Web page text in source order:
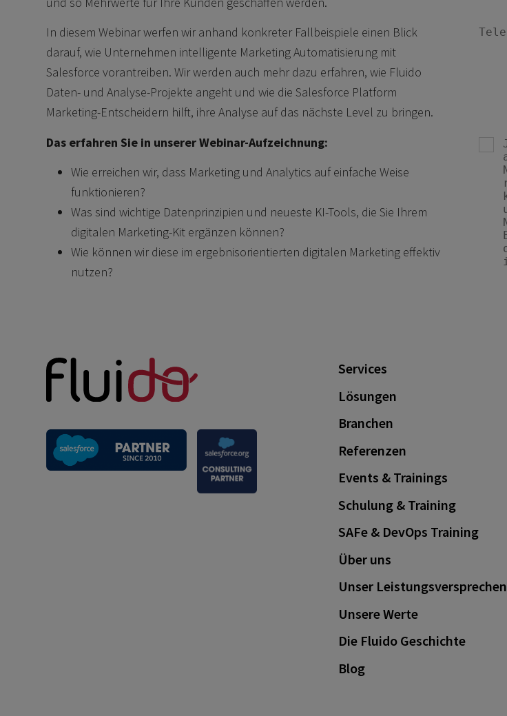
In diesem Webinar werfen wir anhand konkreter Fallbeispiele einen Blick
darauf, wie Unternehmen intelligente Marketing Automatisierung mit
Salesforce vorantreiben. Wir werden auch mehr dazu erfahren, wie Fluido
Daten- und Analyse-Projekte angeht und wie die Salesforce Platform
Marketing-Entscheidern hilft, ihre Analyse auf das nächste Level zu bringen.
Das erfahren Sie in unserer Webinar-Aufzeichnung:
Wie erreichen wir, dass Marketing und Analytics auf einfache Weise
funktionieren?
Was sind wichtige Datenprinzipien und neueste KI-Tools, die Sie Ihrem
digitalen Marketing-Kit ergänzen können?
Wie können wir diese im ergebnisorientierten digitalen Marketing effektiv
nutzen?
Services
Lösungen
Branchen
Referenzen
Events & Trainings
Schulung & Training
SAFe & DevOps Training
Über uns
Unser Leistungsversprechen
Unsere Werte
Die Fluido Geschichte
Blog